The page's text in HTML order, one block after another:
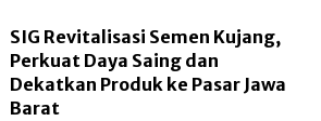
SIG Revitalisasi Semen Kujang,
Perkuat Daya Saing dan
Dekatkan Produk ke Pasar Jawa
Barat